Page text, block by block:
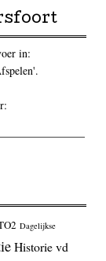
in:
Dagelijkse
Historie vd